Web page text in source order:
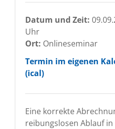
Datum und Zeit:
Uhr
Ort: Onlineseminar
Termin im eigenen
(ical)
Eine korrekte
reibungslosen Ablauf